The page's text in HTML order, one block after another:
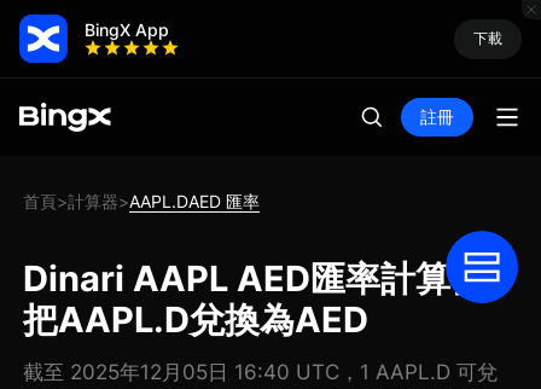
BingX App 下載
註冊
首頁>計算器>AAPL.DAED 匯率
Dinari AAPL AED匯率計算器:
把AAPL.D兌換為AED
截至 2025年12月05日 16:40 UTC，1 AAPL.D 可兌